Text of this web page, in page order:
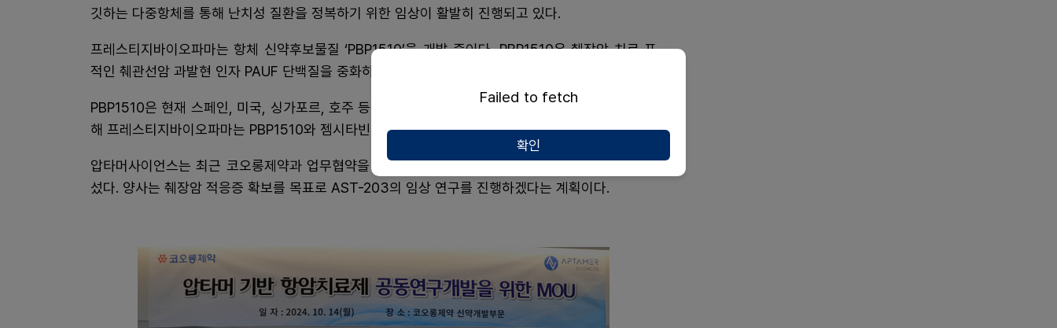
깃하는 다중항체를 통해 난치성 질환을 정복하기 위한 임상이 활발히 진행되고 있다.
프레스티지바이오파마는 항체 신약후보물질 ‘PBP1510’을 개발 중이다. PBP1510은 췌장암 치료 표
적인 췌관선암 과발현 인자 PAUF 단백질을 중화하는 기전을 갖고 있다.
PBP1510은 현재 스페인, 미국, 싱가포르, 호주 등에서 임상 1/2a상이 진행되고 있다. 이번 임상을 통
해 프레스티지바이오파마는 PBP1510와 젬시타빈 병용요법의 안전성과 내약성을 확인할 계획이다.
압타머사이언스는 최근 코오롱제약과 업무협약을 맺고 ADC 후보물질 'AST-203'의 공동개발에 나
섰다. 양사는 췌장암 적응증 확보를 목표로 AST-203의 임상 연구를 진행하겠다는 계획이다.
Failed to fetch
확인